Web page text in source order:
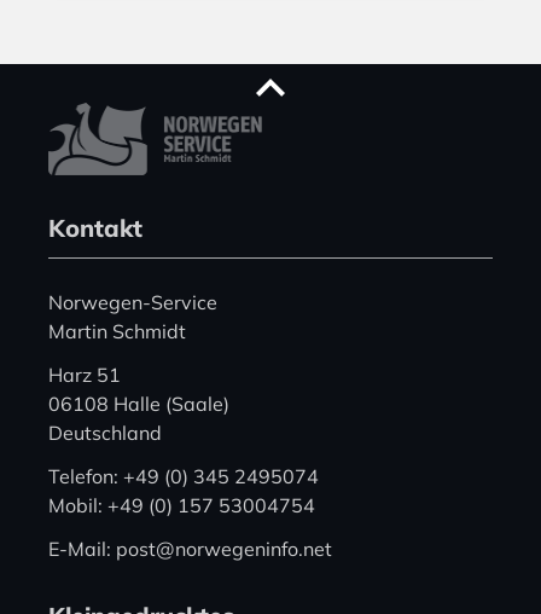
Kontakt
Norwegen-Service
Martin Schmidt
Harz 51
06108 Halle (Saale)
Deutschland
Telefon: +49 (0) 345 2495074
Mobil: +49 (0) 157 53004754
E-Mail: post@norwegeninfo.net